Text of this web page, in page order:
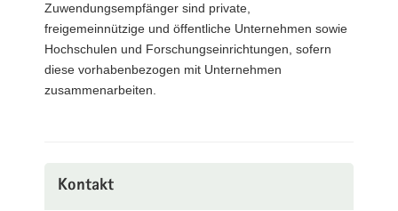
Zuwendungsempfänger sind private,
freigemeinnützige und öffentliche Unternehmen sowie
Hochschulen und Forschungseinrichtungen, sofern
diese vorhabenbezogen mit Unternehmen
zusammenarbeiten.
Kontakt